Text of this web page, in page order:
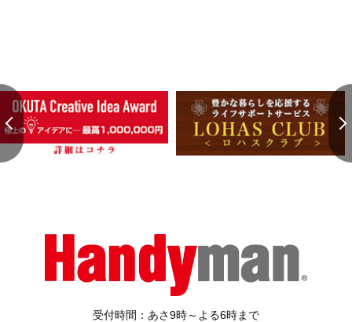
受付時間：あさ9時～よる6時まで